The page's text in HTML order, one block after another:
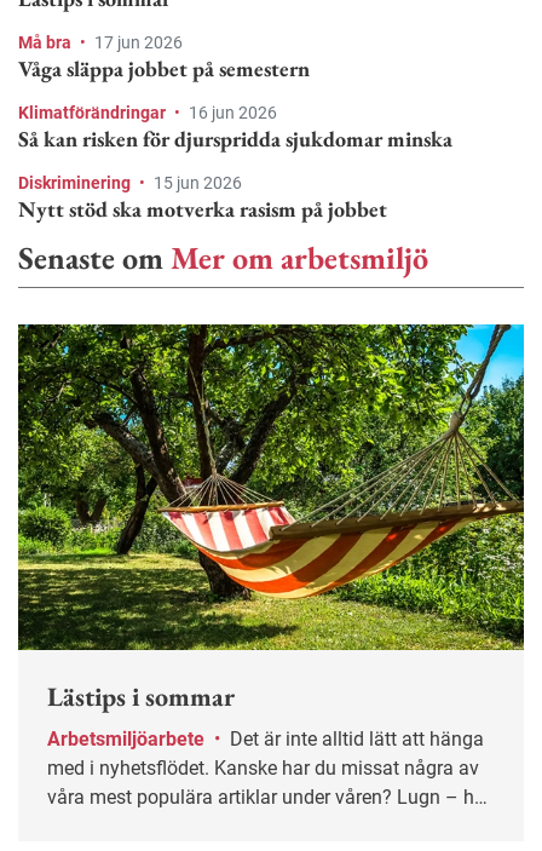
Må bra • 17 jun 2026
Våga släppa jobbet på semestern
Klimatförändringar • 16 jun 2026
Så kan risken för djurspridda sjukdomar minska
Diskriminering • 15 jun 2026
Nytt stöd ska motverka rasism på jobbet
Senaste omMer om arbetsmiljö
Lästips i sommar
Arbetsmiljöarbete •
med i nyhetsflödet. Kanske har du missat några av
våra mest populära artiklar under våren? Lugn – här